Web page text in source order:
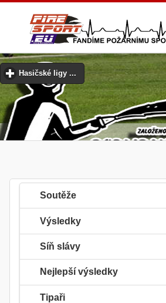
Hasičské ligy ... click to expand contents
Soutěže
Výsledky
Síň slávy
Nejlepší výsledky
Tipaři